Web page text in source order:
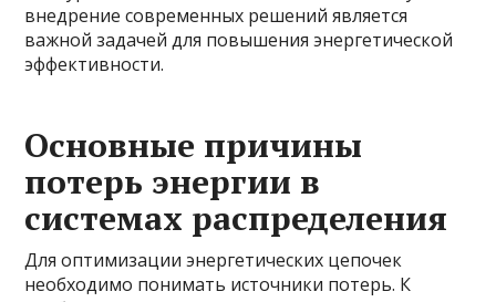
внедрение современных решений является
важной задачей для повышения энергетической
эффективности.
Основные причины
потерь энергии в
системах распределения
Для оптимизации энергетических цепочек
необходимо понимать источники потерь. К